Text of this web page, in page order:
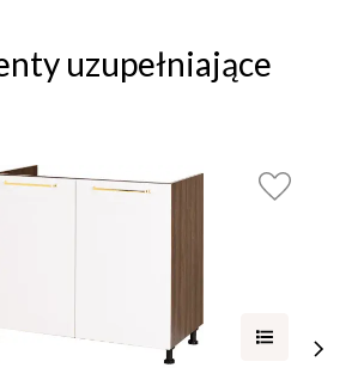
uzupełniające